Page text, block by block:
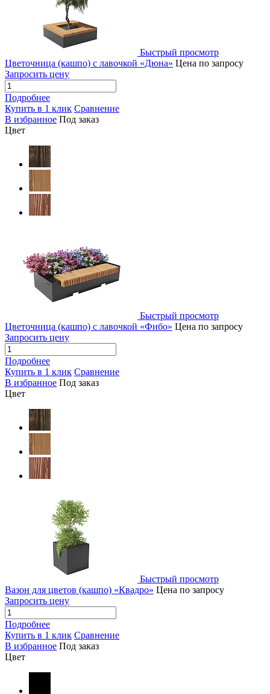
Быстрый просмотр
Цветочница (кашпо) с лавочкой «Дюна» Цена по запросу
Запросить цену
Подробнее
Купить в 1 клик Сравнение
В избранное Под заказ
Цвет
Быстрый просмотр
Цветочница (кашпо) с лавочкой «Фибо» Цена по запросу
Запросить цену
Подробнее
Купить в 1 клик Сравнение
В избранное Под заказ
Цвет
Быстрый просмотр
Вазон для цветов (кашпо) «Квадро» Цена по запросу
Запросить цену
Подробнее
Купить в 1 клик Сравнение
В избранное Под заказ
Цвет